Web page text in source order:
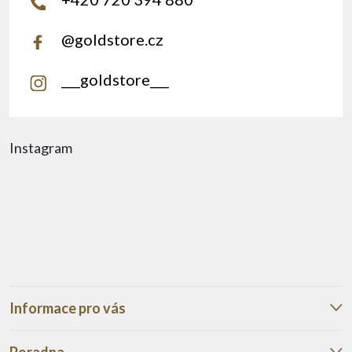
Instagram
Informace pro vás
@goldstore.cz
___goldstore___